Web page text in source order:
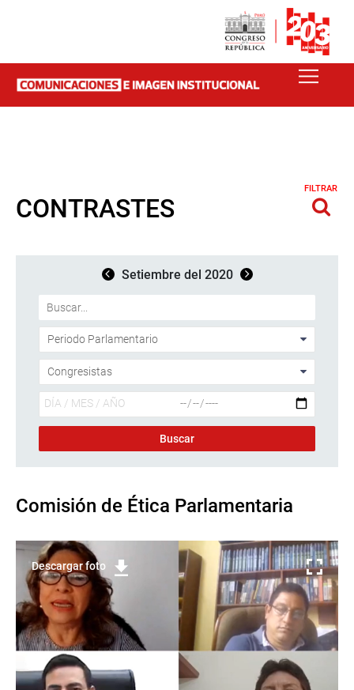
CONTRASTES
FILTRAR
Setiembre del 2020
Comisión de Ética Parlamentaria
Descargar foto